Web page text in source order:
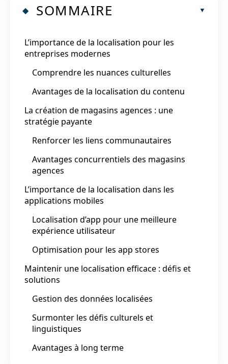
SOMMAIRE
L’importance de la localisation pour les
entreprises modernes
Comprendre les nuances culturelles
Avantages de la localisation du contenu
La création de magasins agences : une
stratégie payante
Renforcer les liens communautaires
Avantages concurrentiels des magasins
agences
L’importance de la localisation dans les
applications mobiles
Localisation d’app pour une meilleure
expérience utilisateur
Optimisation pour les app stores
Maintenir une localisation efficace : défis et
solutions
Gestion des données localisées
Surmonter les défis culturels et
linguistiques
Avantages à long terme